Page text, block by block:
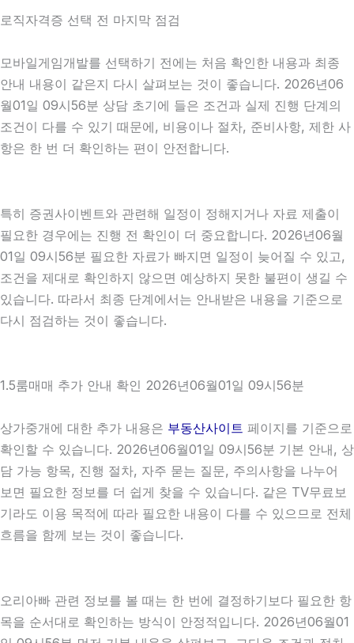
로직자격증 선택 전 마지막 점검
모바일게임개발를 선택하기 전에는 처음 확인한 내용과 최종
안내 내용이 같은지 다시 살펴보는 것이 좋습니다. 2026년06
월01일 09시56분 상담 초기에 들은 조건과 실제 진행 단계의
조건이 다를 수 있기 때문에, 비용이나 절차, 준비사항, 제한 사
항은 한 번 더 확인하는 편이 안전합니다.
특히 증권사이벤트와 관련해 일정이 정해지거나 자료 제출이
필요한 경우에는 진행 전 확인이 더 중요합니다. 2026년06월
01일 09시56분 필요한 자료가 빠지면 일정이 늦어질 수 있고,
조건을 제대로 확인하지 않으면 예상하지 못한 불편이 생길 수
있습니다. 따라서 최종 단계에서는 안내받은 내용을 기준으로
다시 점검하는 것이 좋습니다.
1.5룸매매 추가 안내 확인 2026년06월01일 09시56분
상가중개에 대한 추가 내용은 부동산사이트 페이지를 기준으로
확인할 수 있습니다. 2026년06월01일 09시56분 기본 안내, 상
담 가능 항목, 진행 절차, 자주 묻는 질문, 주의사항을 나누어
보면 필요한 정보를 더 쉽게 찾을 수 있습니다. 같은 TV무료보
기라도 이용 목적에 따라 필요한 내용이 다를 수 있으므로 전체
흐름을 함께 보는 것이 좋습니다.
오리아빠 관련 정보를 볼 때는 한 번에 결정하기보다 필요한 항
목을 순서대로 확인하는 방식이 안정적입니다. 2026년06월01